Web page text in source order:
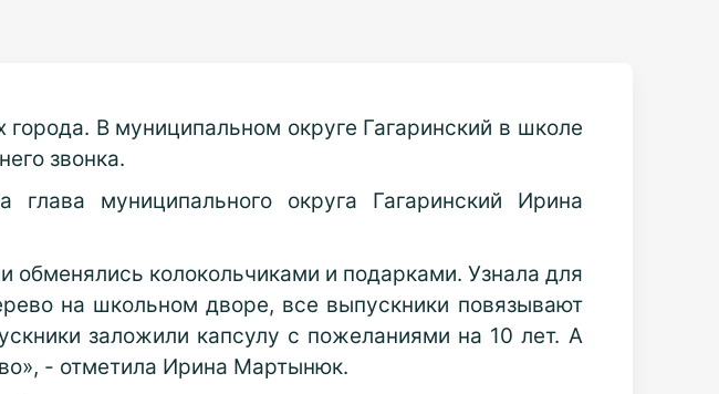
В муниципальном округе Гагаринский в школе
звонка.
глава муниципального округа Гагаринский Ирина
обменялись колокольчиками и подарками. Узнала для
на школьном дворе, все выпускники повязывают
заложили капсулу с пожеланиями на 10 лет. А
- отметила Ирина Мартынюк.